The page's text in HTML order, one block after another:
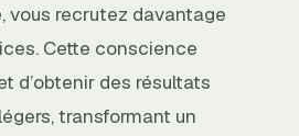
vous recrutez davantage
Cette conscience
d’obtenir des résultats
transformant un